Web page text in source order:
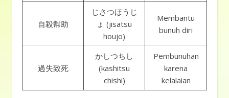
自殺幇助
じさつほうじ
ょ (jisatsu
houjo)
Membantu
bunuh diri
過失致死
かしつちし
(kashitsu
chishi)
Pembunuhan
karena
kelalaian